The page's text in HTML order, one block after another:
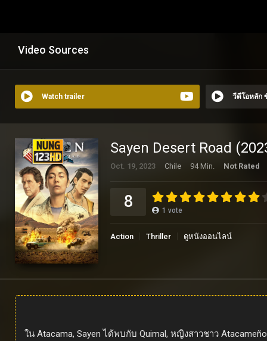
Video Sources
Watch trailer วีดีโอหลัก
Sayen Desert Road
Oct. 19, 2023 Chile 94 Min. Not Rated
8 1 vote
Action Thriller ดูหนังออนไลน์
ใน Atacama, Sayen ได้พบกับ Quimal, หญิงสาวชาว